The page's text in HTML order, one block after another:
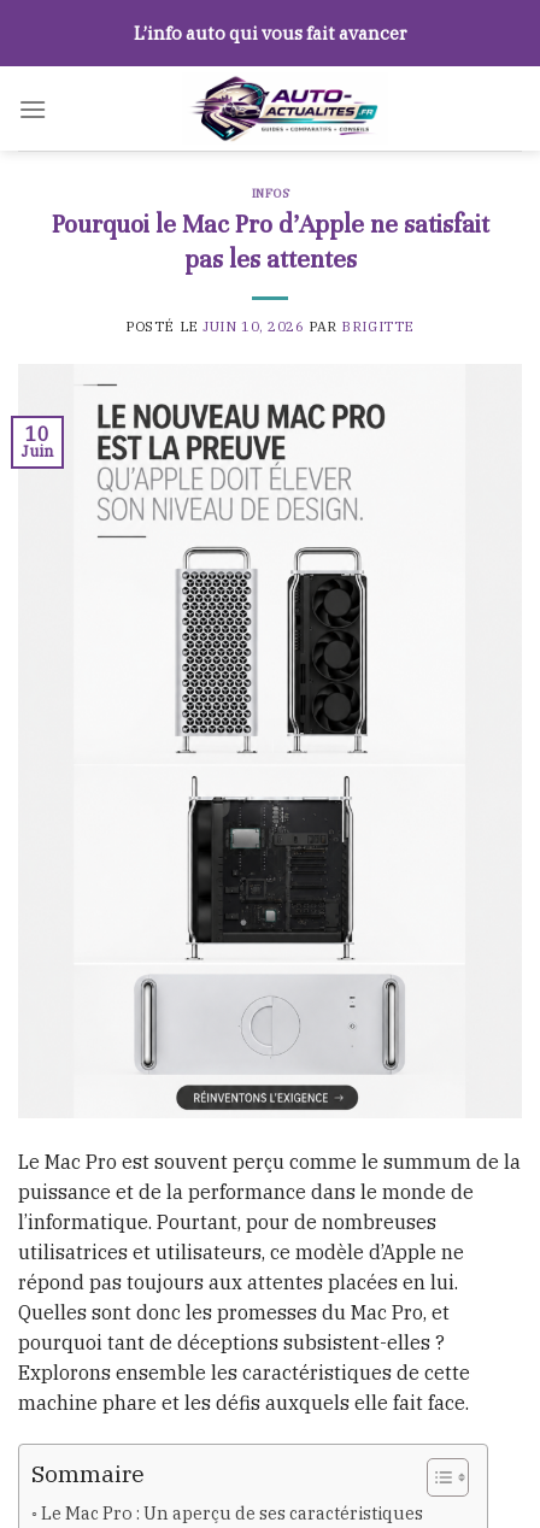
content
L’info auto qui vous fait avancer
INFOS
Pourquoi le Mac Pro d’Apple ne satisfait
pas les attentes
POSTÉ LEJUIN 10, 2026 PAR BRIGITTE
10
Juin
Le Mac Pro est souvent perçu comme le summum de la
puissance et de la performance dans le monde de
l’informatique. Pourtant, pour de nombreuses
utilisatrices et utilisateurs, ce modèle d’Apple ne
répond pas toujours aux attentes placées en lui.
Quelles sont donc les promesses du Mac Pro, et
pourquoi tant de déceptions subsistent-elles ?
Explorons ensemble les caractéristiques de cette
machine phare et les défis auxquels elle fait face.
Sommaire
Le Mac Pro : Un aperçu de ses caractéristiques